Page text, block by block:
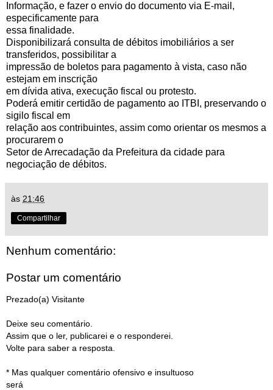
Informação, e fazer o envio do documento via E-mail,
especificamente para
essa finalidade.
Disponibilizará consulta de débitos imobiliários a ser
transferidos, possibilitar a
impressão de boletos para pagamento à vista, caso não
estejam em inscrição
em dívida ativa, execução fiscal ou protesto.
Poderá emitir certidão de pagamento ao ITBI, preservando o
sigilo fiscal em
relação aos contribuintes, assim como orientar os mesmos a
procurarem o
Setor de Arrecadação da Prefeitura da cidade para
negociação de débitos.
às 21:46
Compartilhar
Nenhum comentário:
Postar um comentário
Prezado(a) Visitante
Deixe seu comentário.
Assim que o ler, publicarei e o responderei.
Volte para saber a resposta.
* Mas qualquer comentário ofensivo e insultuoso
será